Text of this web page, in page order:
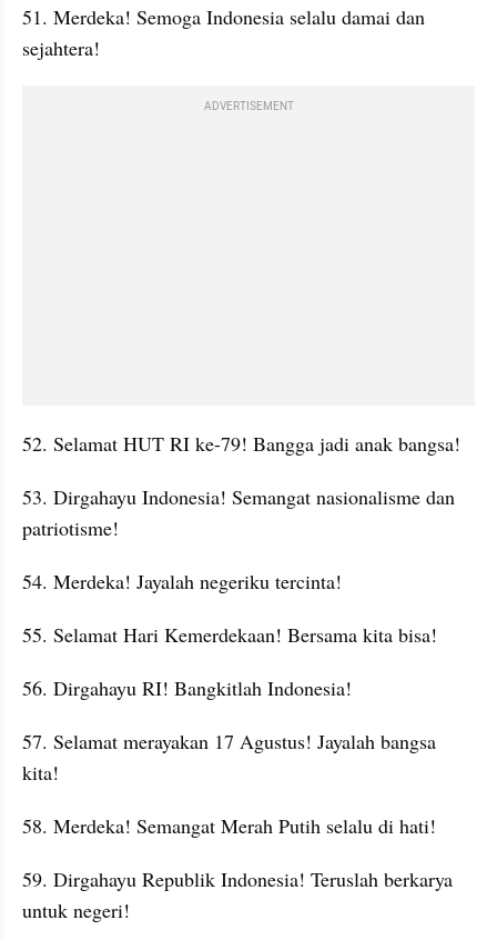
51. Merdeka! Semoga Indonesia selalu damai dan
sejahtera!
ADVERTISEMENT
52. Selamat HUT RI ke-79! Bangga jadi anak bangsa!
53. Dirgahayu Indonesia! Semangat nasionalisme dan
patriotisme!
54. Merdeka! Jayalah negeriku tercinta!
55. Selamat Hari Kemerdekaan! Bersama kita bisa!
56. Dirgahayu RI! Bangkitlah Indonesia!
57. Selamat merayakan 17 Agustus! Jayalah bangsa
kita!
58. Merdeka! Semangat Merah Putih selalu di hati!
59. Dirgahayu Republik Indonesia! Teruslah berkarya
untuk negeri!